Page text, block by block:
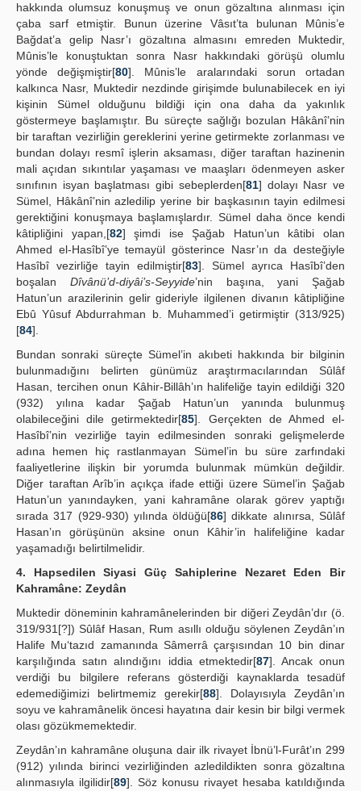
hakkında olumsuz konuşmuş ve onun gözaltına alınması için
çaba sarf etmiştir. Bunun üzerine Vâsıt’ta bulunan Mûnis’e
Bağdat’a gelip Nasr’ı gözaltına almasını emreden Muktedir,
Mûnis’le konuştuktan sonra Nasr hakkındaki görüşü olumlu
yönde değişmiştir[80]. Mûnis’le aralarındaki sorun ortadan
kalkınca Nasr, Muktedir nezdinde girişimde bulunabilecek en iyi
kişinin Sümel olduğunu bildiği için ona daha da yakınlık
göstermeye başlamıştır. Bu süreçte sağlığı bozulan Hâkânî’nin
bir taraftan vezirliğin gereklerini yerine getirmekte zorlanması ve
bundan dolayı resmî işlerin aksaması, diğer taraftan hazinenin
mali açıdan sıkıntılar yaşaması ve maaşları ödenmeyen asker
sınıfının isyan başlatması gibi sebeplerden[81] dolayı Nasr ve
Sümel, Hâkânî’nin azledilip yerine bir başkasının tayin edilmesi
gerektiğini konuşmaya başlamışlardır. Sümel daha önce kendi
kâtipliğini yapan,[82] şimdi ise Şağab Hatun’un kâtibi olan
Ahmed el-Hasîbî’ye temayül gösterince Nasr’ın da desteğiyle
Hasîbî vezirliğe tayin edilmiştir[83]. Sümel ayrıca Hasîbî’den
boşalan Dîvânü’d-diyâi’s-Seyyide’nin başına, yani Şağab
Hatun’un arazilerinin gelir gideriyle ilgilenen divanın kâtipliğine
Ebû Yûsuf Abdurrahman b. Muhammed’i getirmiştir (313/925)
[84].
Bundan sonraki süreçte Sümel’in akıbeti hakkında bir bilginin
bulunmadığını belirten günümüz araştırmacılarından Sûlâf
Hasan, tercihen onun Kâhir-Billâh’ın halifeliğe tayin edildiği 320
(932) yılına kadar Şağab Hatun’un yanında bulunmuş
olabileceğini dile getirmektedir[85]. Gerçekten de Ahmed el-
Hasîbî’nin vezirliğe tayin edilmesinden sonraki gelişmelerde
adına hemen hiç rastlanmayan Sümel’in bu süre zarfındaki
faaliyetlerine ilişkin bir yorumda bulunmak mümkün değildir.
Diğer taraftan Arîb’in açıkça ifade ettiği üzere Sümel’in Şağab
Hatun’un yanındayken, yani kahramâne olarak görev yaptığı
sırada 317 (929-930) yılında öldüğü[86] dikkate alınırsa, Sûlâf
Hasan’ın görüşünün aksine onun Kâhir’in halifeliğine kadar
yaşamadığı belirtilmelidir.
4. Hapsedilen Siyasi Güç Sahiplerine Nezaret Eden Bir
Kahramâne: Zeydân
Muktedir döneminin kahramânelerinden bir diğeri Zeydân’dır (ö.
319/931[?]) Sûlâf Hasan, Rum asıllı olduğu söylenen Zeydân’ın
Halife Mu‘tazıd zamanında Sâmerrâ çarşısından 10 bin dinar
karşılığında satın alındığını iddia etmektedir[87]. Ancak onun
verdiği bu bilgilere referans gösterdiği kaynaklarda tesadüf
edemediğimizi belirtmemiz gerekir[88]. Dolayısıyla Zeydân’ın
soyu ve kahramânelik öncesi hayatına dair kesin bir bilgi vermek
olası gözükmemektedir.
Zeydân’ın kahramâne oluşuna dair ilk rivayet İbnü’l-Furât’ın 299
(912) yılında birinci vezirliğinden azledildikten sonra gözaltına
alınmasıyla ilgilidir[89]. Söz konusu rivayet hesaba katıldığında